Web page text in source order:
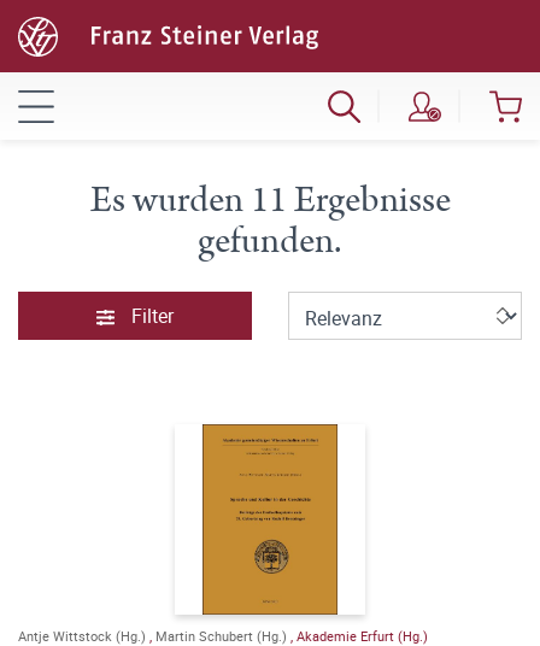
Es wurden 11 Ergebnisse
gefunden.
Filter
Antje Wittstock (Hg.) , Martin Schubert (Hg.) , Akademie Erfurt (Hg.)